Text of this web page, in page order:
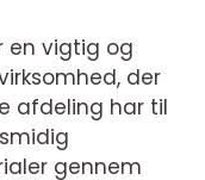
en vigtig og
der
afdeling har til
gennem